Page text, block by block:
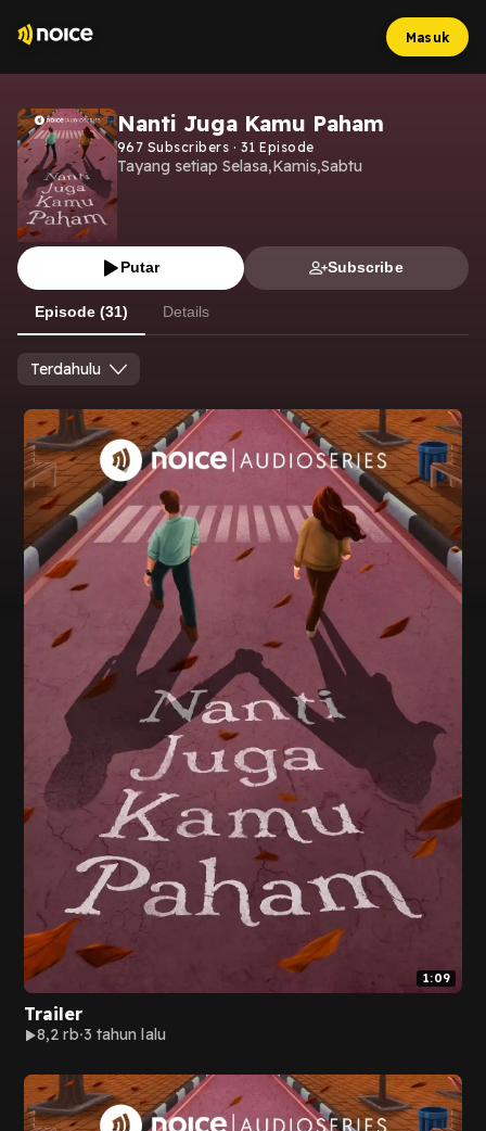
Masuk
Nanti Juga Kamu Paham
967 Subscribers · 31 Episode
Tayang setiap Selasa,Kamis,Sabtu
Putar Subscribe
Episode (31) Details
Terdahulu
1:09
Trailer
8,2 rb 3 tahun lalu